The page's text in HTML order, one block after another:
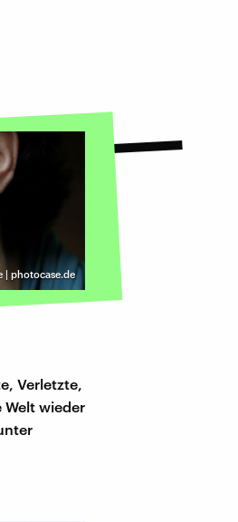
| photocase.de
Verletzte,
Welt wieder